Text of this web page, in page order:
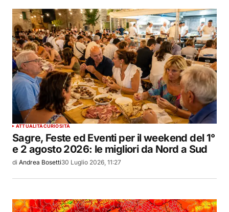
ATTUALITÀCURIOSITÀ
Sagre, Feste ed Eventi per il weekend del 1°
e 2 agosto 2026: le migliori da Nord a Sud
di Andrea Bosetti30 Luglio 2026, 11:27